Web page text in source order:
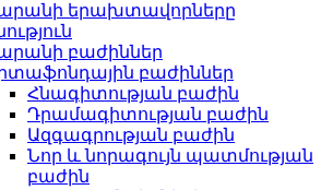
երախտավորները
բաժիններ
բաժիններ
Հնագիտության բաժին
Դրամագիտության բաժին
Ազգագրության բաժին
Նոր և նորագույն պատմության
բաժին